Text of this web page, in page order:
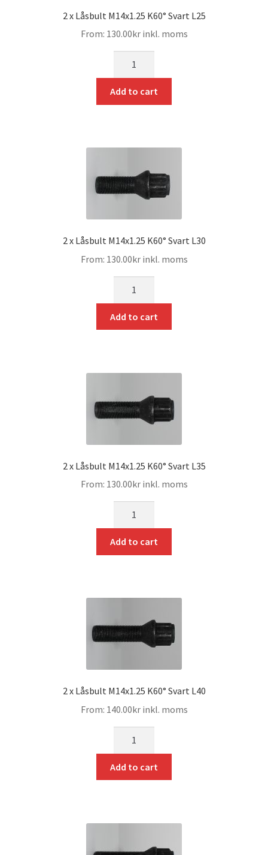
2 x Låsbult M14x1.25 K60° Svart L25
From: 130.00krinkl. moms
Add to cart
2 x Låsbult M14x1.25 K60° Svart L30
From: 130.00krinkl. moms
Add to cart
2 x Låsbult M14x1.25 K60° Svart L35
From: 130.00krinkl. moms
Add to cart
2 x Låsbult M14x1.25 K60° Svart L40
From: 140.00krinkl. moms
Add to cart